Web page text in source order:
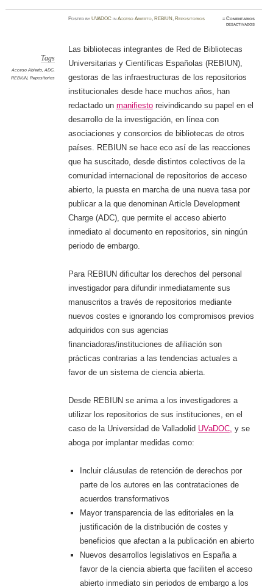
PostedbyUVADOC inAcceso Abierto, REBIUN, Repositorios ≈Comentarios
desactivadosen
Tags
Acceso Abierto, ADC,
REBIUN, Repositorios
Las bibliotecas integrantes de Red de Bibliotecas
Universitarias y Científicas Españolas (REBIUN),
gestoras de las infraestructuras de los repositorios
institucionales desde hace muchos años, han
redactado un manifiestoreivindicando su papel en el
desarrollo de la investigación, en línea con
asociaciones y consorcios de bibliotecas de otros
países. REBIUN se hace eco así de las reacciones
que ha suscitado, desde distintos colectivos de la
comunidad internacional de repositorios de acceso
abierto, la puesta en marcha de una nueva tasa por
publicar a la que denominan Article Development
Charge (ADC), que permite el acceso abierto
inmediato al documento en repositorios, sin ningún
periodo de embargo.
Para REBIUN dificultar los derechos del personal
investigador para difundir inmediatamente sus
manuscritos a través de repositorios mediante
nuevos costes e ignorando los compromisos previos
adquiridos con sus agencias
financiadoras/instituciones de afiliación son
prácticas contrarias a las tendencias actuales a
favor de un sistema de ciencia abierta.
Desde REBIUN se anima a los investigadores a
utilizar los repositorios de sus instituciones, en el
caso de la Universidad de Valladolid UVaDOC, y se
aboga por implantar medidas como:
Incluir cláusulas de retención de derechos por
parte de los autores en las contrataciones de
acuerdos transformativos
Mayor transparencia de las editoriales en la
justificación de la distribución de costes y
beneficios que afectan a la publicación en abierto
Nuevos desarrollos legislativos en España a
favor de la ciencia abierta que faciliten el acceso
abierto inmediato sin periodos de embargo a los